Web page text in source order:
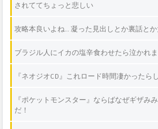
されててちょっと悲しい
攻略本良いよね… 凝った見出しとか裏話と
ブラジル人にイカの塩辛食わせたら泣かれ
『ネオジオCD』これロード時間凄かったら
『ポケットモンスター』ならばなぜギザみ
だ！